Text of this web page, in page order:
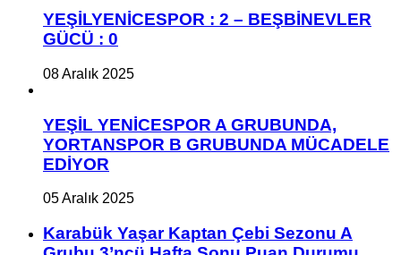
YEŞİLYENİCESPOR : 2 – BEŞBİNEVLER
GÜCÜ : 0
08 Aralık 2025
YEŞİL YENİCESPOR A GRUBUNDA,
YORTANSPOR B GRUBUNDA MÜCADELE
EDİYOR
05 Aralık 2025
Karabük Yaşar Kaptan Çebi Sezonu A